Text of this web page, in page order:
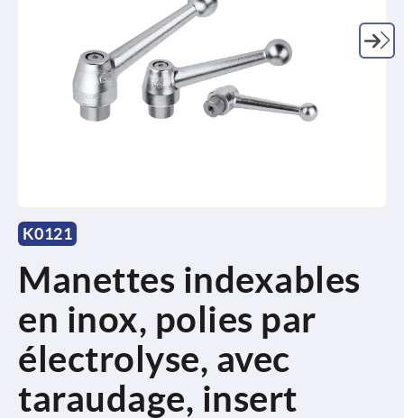
K0121
Manettes indexables
en inox, polies par
électrolyse, avec
taraudage, insert